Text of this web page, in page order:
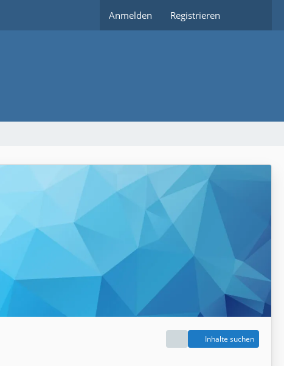
Anmelden Registrieren
Inhalte suchen